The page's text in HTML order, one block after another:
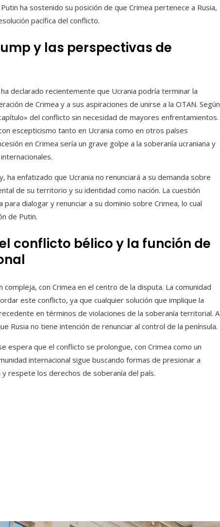
ha sostenido su posición de que Crimea pertenece a Rusia,
pacífica del conflicto.
y las perspectivas de
declarado recientemente que Ucrania podría terminar la
de Crimea y a sus aspiraciones de unirse a la OTAN. Según
del conflicto sin necesidad de mayores enfrentamientos.
escepticismo tanto en Ucrania como en otros países
en Crimea sería un grave golpe a la soberanía ucraniana y
ha enfatizado que Ucrania no renunciará a su demanda sobre
de su territorio y su identidad como nación. La cuestión
dialogar y renunciar a su dominio sobre Crimea, lo cual
de Putin.
conflicto bélico y la función de
con Crimea en el centro de la disputa. La comunidad
este conflicto, ya que cualquier solución que implique la
en términos de violaciones de la soberanía territorial. A
Rusia no tiene intención de renunciar al control de la península.
espera que el conflicto se prolongue, con Crimea como un
internacional sigue buscando formas de presionar a
respete los derechos de soberanía del país.